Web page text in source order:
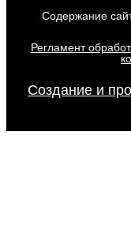
Содержание
Регламент
Создание и